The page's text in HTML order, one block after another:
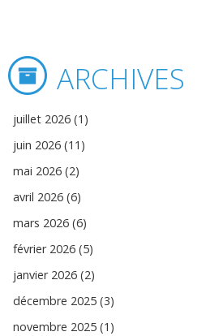
ARCHIVES
juillet 2026 (1)
juin 2026 (11)
mai 2026 (2)
avril 2026 (6)
mars 2026 (6)
février 2026 (5)
janvier 2026 (2)
décembre 2025 (3)
novembre 2025 (1)